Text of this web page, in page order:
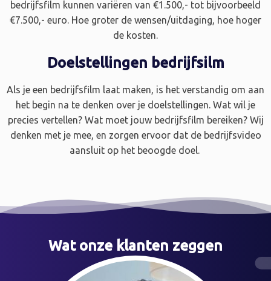
bedrijfsfilm kunnen variëren van €1.500,- tot bijvoorbeeld
€7.500,- euro. Hoe groter de wensen/uitdaging, hoe hoger
de kosten.
Doelstellingen bedrijfsilm
Als je een bedrijfsfilm laat maken, is het verstandig om aan
het begin na te denken over je doelstellingen. Wat wil je
precies vertellen? Wat moet jouw bedrijfsfilm bereiken? Wij
denken met je mee, en zorgen ervoor dat de bedrijfsvideo
aansluit op het beoogde doel.
Wat onze klanten zeggen